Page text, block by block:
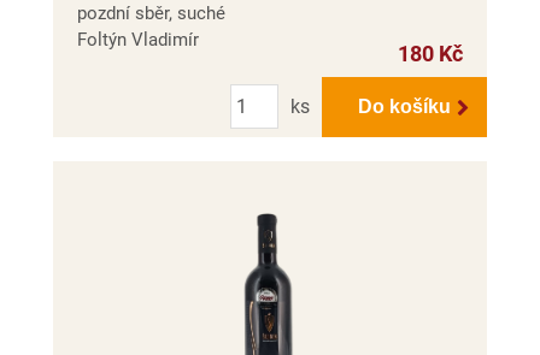
pozdní sběr, suché
Foltýn Vladimír
180 Kč
Počet
ks
Do košíku